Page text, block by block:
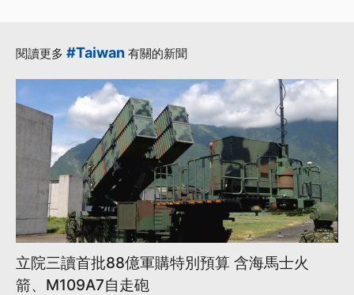
閱讀更多 #Taiwan 有關的新聞
立院三讀首批88億軍購特別預算 含海馬士火
箭、M109A7自走砲